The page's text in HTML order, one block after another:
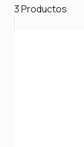
3 Productos